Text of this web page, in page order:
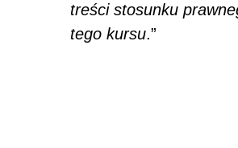
treści stosunku
tego kursu.”